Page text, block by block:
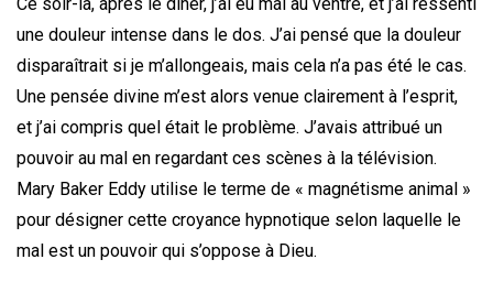
une douleur intense dans le dos. J’ai pensé que la douleur
disparaîtrait si je m’allongeais, mais cela n’a pas été le cas.
Une pensée divine m’est alors venue clairement à l’esprit,
et j’ai compris quel était le problème. J’avais attribué un
pouvoir au mal en regardant ces scènes à la télévision.
Mary Baker Eddy utilise le terme de « magnétisme animal »
pour désigner cette croyance hypnotique selon laquelle le
mal est un pouvoir qui s’oppose à Dieu.